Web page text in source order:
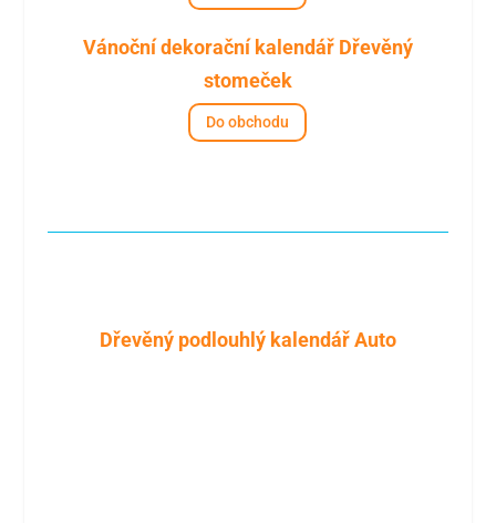
Vánoční dekorační kalendář Dřevěný
stomeček
Do obchodu
Dřevěný podlouhlý kalendář Auto